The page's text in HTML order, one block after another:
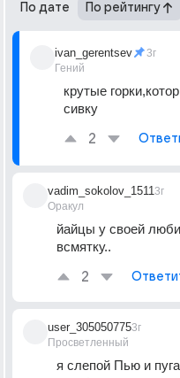
По дате По рейтингу
ivan_gerentsev
Гений
3г
крутые
сивку
2
vadim_sokolov_1511
Оракул
3г
йайцы у своей
всмятку..
2
user_305050775
Просветленный
3г
я слепой Пью и